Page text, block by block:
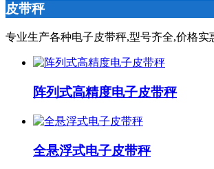
皮带秤
专业生产各种电子皮带秤,型号齐全,价格实
阵列式高精度电子皮带秤
全悬浮式电子皮带秤